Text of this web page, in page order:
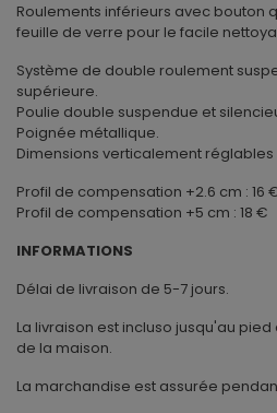
Roulements inférieurs avec bouton
feuille de verre pour le facile
Système de double roulement
supérieure.
Poulie double suspendue et
Poignée métallique.
Dimensions verticalement réglables
Profil de compensation +2.6 cm : 16
Profil de compensation +5 cm : 18 €
INFORMATIONS
Délai de livraison de 5-7 jours.
La livraison est incluso jusqu'au
de la maison.
La marchandise est assurée